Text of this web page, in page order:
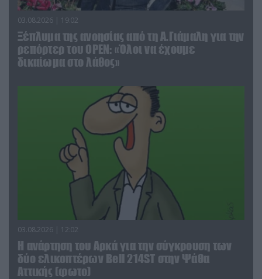
03.08.2026 | 19:02
Ξέπλυμα της ανοησίας από τη Α.Γιάμαλη για την
ρεπόρτερ του ΟΡΕΝ: «Όλοι να έχουμε
δικαίωμα στο λάθος»
03.08.2026 | 12:02
Η ανάρτηση του Αρκά για την σύγκρουση των
δύο ελικοπτέρων Bell 214ST στην Ψάθα
Αττικής (φωτο)